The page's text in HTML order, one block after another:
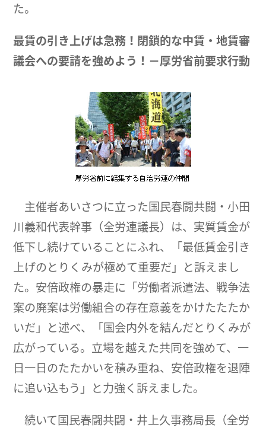
た。
最賃の引き上げは急務！閉鎖的な中賃・地賃審
議会への要請を強めよう！－厚労省前要求行動
主催者あいさつに立った国民春闘共闘・小田
川義和代表幹事（全労連議長）は、実質賃金が
低下し続けていることにふれ、「最低賃金引き
上げのとりくみが極めて重要だ」と訴えまし
た。安倍政権の暴走に「労働者派遣法、戦争法
案の廃案は労働組合の存在意義をかけたたたか
いだ」と述べ、「国会内外を結んだとりくみが
広がっている。立場を越えた共同を強めて、一
日一日のたたかいを積み重ね、安倍政権を退陣
に追い込もう」と力強く訴えました。
続いて国民春闘共闘・井上久事務局長（全労